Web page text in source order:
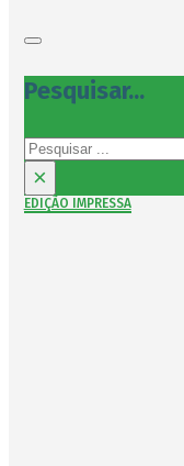
Pesquisar...
Pesquisar
×
EDIÇÃO IMPRESSA